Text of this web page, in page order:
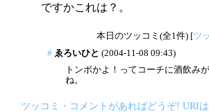
ですかこれは？。
本日のツッコミ(全1件) [ツ
# ゑろいひと (2004-11-08 09:43)
トンボかよ！ってコーチに酒飲み
ね。
ツッコミ・コメントがあればどうぞ! URI